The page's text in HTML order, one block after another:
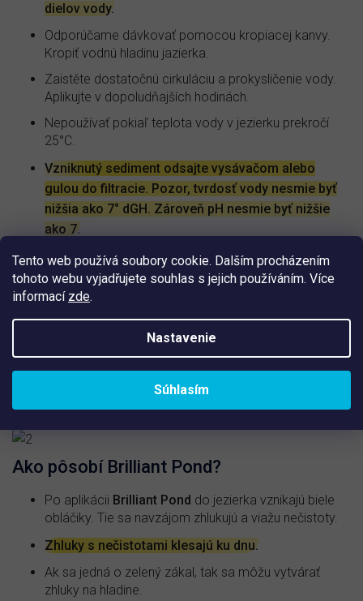
Tento web používá soubory cookie. Dalším procházením
tohoto webu vyjadřujete souhlas s jejich používáním. Více
informací zde.
Nastavenie
Súhlasím
dielov vody.
Odporúčame dávkovať pomocou kropiacej kanvy.
Kropiť vodnú hladinu jazierka.
Zaistěte dostatočnú cirkuláciu a prokysličenie vody.
Aplikujte v dopoludňajších hodinách.
Nepoužívať pokiaľ teplota vody v jezierku prekročí
25°C.
Vzniknutý sediment odsajte vysávačom alebo
gulou do filtracie. Pozor, tvrdosť vody nesmie byť
nižšia ako 7° dGH. Zároveň pH nesmie byť nižšie
ako 7.
Neprekračujte odporúčané dávkovanie. Aplikáciu
neopakujte skôr ako za 5 dní.
TIP: Niektoré druhy rýb môžu byť vnímavejší. Pri viditeľnej
zmene chovania ryby premiestite do nádrže s čistou
Ako pôsobí Brilliant Pond?
Po aplikácii Brilliant Pond do jezierka vznikajú biele
obláčiky. Tie sa navzájom zhlukujú a viažu nečistoty.
Zhluky s nečistotami klesajú ku dnu.
Ak sa jedná o zelený zákal, tak sa môžu vytvárať
zhluky na hladine.